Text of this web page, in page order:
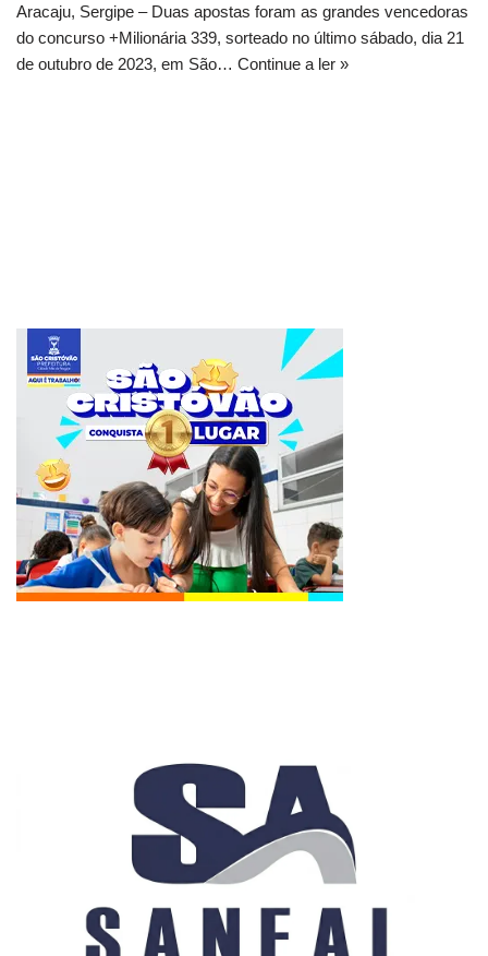
Aracaju, Sergipe – Duas apostas foram as grandes vencedoras
do concurso +Milionária 339, sorteado no último sábado, dia 21
de outubro de 2023, em São… Continue a ler »